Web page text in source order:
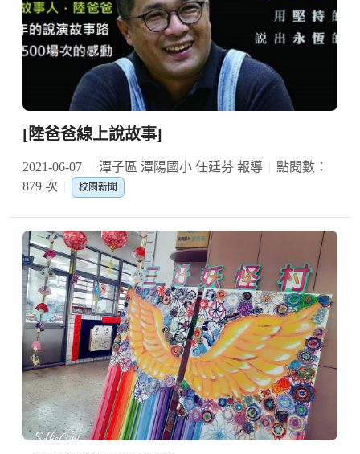
[陸爸爸線上說故事]
2021-06-07 潭子區 潭陽國小 任廷芬 報導
點閱數：
879 次
校園新聞